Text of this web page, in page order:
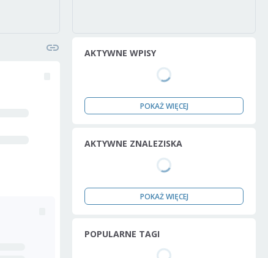
AKTYWNE WPISY
POKAŻ WIĘCEJ
AKTYWNE ZNALEZISKA
POKAŻ WIĘCEJ
POPULARNE TAGI